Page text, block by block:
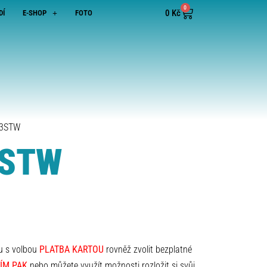
E-SHOP FOTO 0 Kč
0
s volbou PLATBA KARTOU rovněž zvolit bezplatné